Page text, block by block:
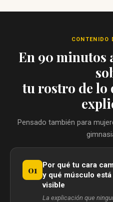
CONTENIDO
En 90 minutos
tu rostro de lo
Pensado también para
01
Por qué tu cara
y qué músculo
visible
La explicación que